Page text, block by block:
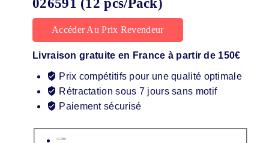
026591 (12 pcs/Pack)
Accéder Au Prix Revendeur
Livraison gratuite en France à partir de 150€
Prix compétitifs pour une qualité optimale
Rétractation sous 7 jours sans motif
Paiement sécurisé